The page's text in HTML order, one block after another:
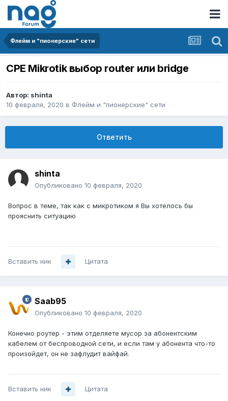
Флейм и "пионерские" сети
CPE Mikrotik выбор router или bridge
Автор: shinta
10 февраля, 2020 в Флейм и "пионерские" сети
Ответить
shinta
Опубликовано 10 февраля, 2020
Вопрос в теме, так как с микротиком я Вы хотелось бы
прояснить ситуацию
Вставить ник Цитата
Saab95
Опубликовано 10 февраля, 2020
Конечно роутер - этим отделяете мусор за абонентским
кабелем от беспроводной сети, и если там у абонента что-то
произойдет, он не зафлудит вайфай.
Вставить ник Цитата